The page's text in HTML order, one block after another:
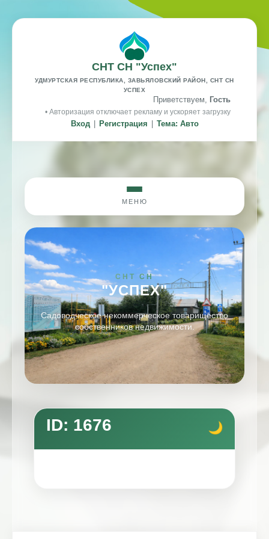
СНТ СН "Успех"
УДМУРТСКАЯ РЕСПУБЛИКА, ЗАВЬЯЛОВСКИЙ РАЙОН, СНТ СН
УСПЕХ
Приветствуем, Гость
• Авторизация отключает рекламу и ускоряет загрузку
Вход Регистрация Тема: Авто
МЕНЮ
СНТ СН
"УСПЕХ"
Садоводческое некоммерческое товарищество
собственников недвижимости.
ID: 1676